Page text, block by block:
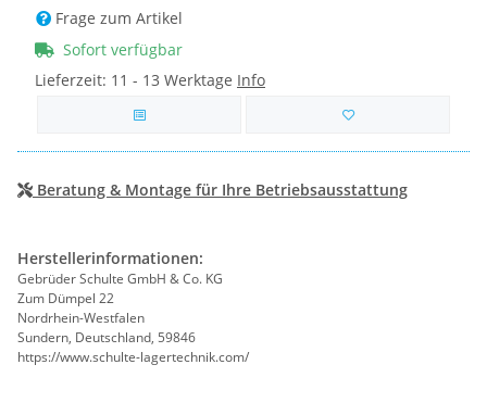
Frage zum Artikel
Sofort verfügbar
Lieferzeit: 11 - 13 Werktage Info
Beratung & Montage für Ihre Betriebsausstattung
Herstellerinformationen:
Gebrüder Schulte GmbH & Co. KG
Zum Dümpel 22
Nordrhein-Westfalen
Sundern, Deutschland, 59846
https://www.schulte-lagertechnik.com/